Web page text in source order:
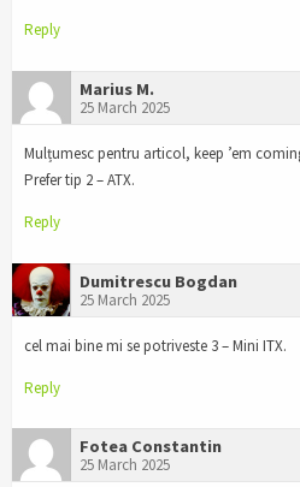
Reply
Marius M.
25 March 2025
Mulțumesc pentru articol, keep ’em
Prefer tip 2 – ATX.
Reply
Dumitrescu Bogdan
25 March 2025
cel mai bine mi se potriveste 3 – Mini ITX.
Reply
Fotea Constantin
25 March 2025